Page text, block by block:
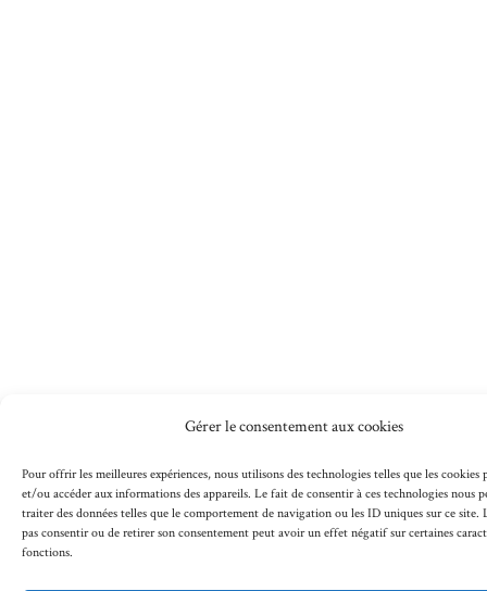
Gérer le consentement aux cookies
Pour offrir les meilleures expériences, nous utilisons des technologies telles que les cookies
et/ou accéder aux informations des appareils. Le fait de consentir à ces technologies nous
traiter des données telles que le comportement de navigation ou les ID uniques sur ce site.
pas consentir ou de retirer son consentement peut avoir un effet négatif sur certaines
fonctions.